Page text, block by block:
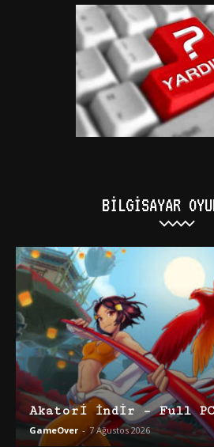
BILGISAYAR
Akatori İndir – Full PC
GameOver - 7 Ağustos 2026